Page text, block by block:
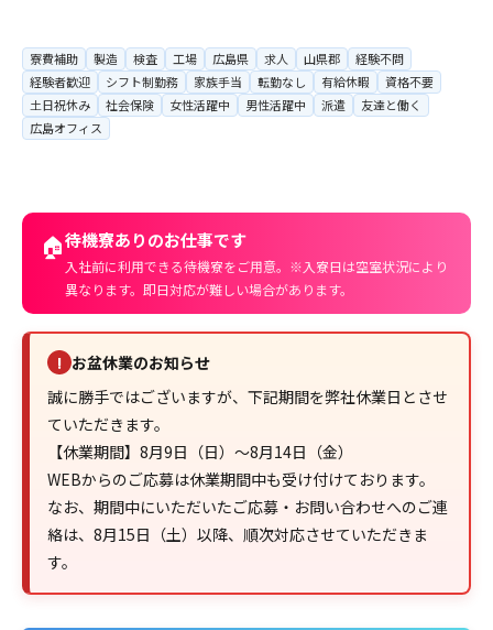
寮費補助 製造 検査 工場 広島県 求人 山県郡
経験不問
経験者歓迎
シフト制勤務 家族手当 転勤なし 有給休暇
資格不要
土日祝休み
社会保険 女性活躍中 男性活躍中 派遣
友達と働く
広島オフィス
🏠待機寮ありのお仕事です
入社前に利用できる待機寮をご用意。※入寮日は空室状況により
異なります。即日対応が難しい場合があります。
! お盆休業のお知らせ
誠に勝手ではございますが、下記期間を弊社休業日とさせ
ていただきます。
【休業期間】8月9日（日）～8月14日（金）
WEBからのご応募は休業期間中も受け付けております。
なお、期間中にいただいたご応募・お問い合わせへのご連
絡は、8月15日（土）以降、順次対応させていただきま
す。